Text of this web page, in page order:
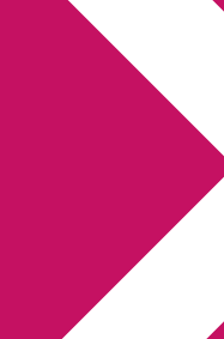
Deckare,
Hem
Kriminalroman
You are here: